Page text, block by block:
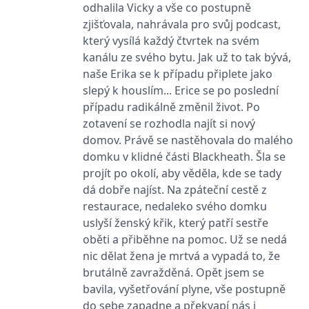
odhalila Vicky a vše co postupně
zjišťovala, nahrávala pro svůj podcast,
který vysílá každý čtvrtek na svém
kanálu ze svého bytu. Jak už to tak bývá,
naše Erika se k případu připlete jako
slepý k houslím... Erice se po poslední
případu radikálně změnil život. Po
zotavení se rozhodla najít si nový
domov. Právě se nastěhovala do malého
domku v klidné části Blackheath. Šla se
projít po okolí, aby věděla, kde se tady
dá dobře najíst. Na zpáteční cestě z
restaurace, nedaleko svého domku
uslyší ženský křik, který patří sestře
oběti a přiběhne na pomoc. Už se nedá
nic dělat žena je mrtvá a vypadá to, že
brutálně zavražděná. Opět jsem se
bavila, vyšetřování plyne, vše postupně
do sebe zapadne a překvapí nás i
používá k rozlišení
jedinečných uživatelů
přiřazením náhodně
vygenerovaného čísla
jako identifikátoru
klienta. Je součástí
každého požadavku na
stránku na webu a slouží
k výpočtu údajů o
návštěvnících, relacích a
kampaních pro analytické
přehledy webů.
Software LLC
www.grada.cz
1
měsíc
Označuje, zda je
návštěvník nový nebo se
vrací. Používá se ke
sledování statistiky
návštěvníků ve webové
analýze.
Kentiko
Software LLC
www.grada.cz
1 rok
1
měsíc
Ukládá identifikátor GUID
kontaktu souvisejícího s
aktuálním návštěvníkem
webu. Slouží ke
sledování aktivit na
webu.
Microsoft
Corporation
.bing.com
1 rok
Tento soubor cookie je v
Microsoftu široce
používán jako jedinečný
identifikátor uživatele.
Lze jej nastavit pomocí
vložených skriptů
Microsoft. Široce se věří,
že se synchronizuje s
mnoha různými
doménami společnosti
Microsoft, což umožňuje
.c.clarity.ms
Zavřením
prohlížeče
Toto je soubor cookie
první strany společnosti
Microsoft MSN, který
používáme k měření
používání webu pro
interní analýzu.
Microsoft
.c.clarity.ms
7 dní
Toto je soubor cookie
první strany společnosti
Microsoft MSN, který
používáme k měření
používání webu pro
interní analýzu.
Adform
1 měsíc 1
Zjistěte, zda prohlížeč
uživatele podporuje
soubory cookie.
prohlížeče
_____tempSessionKey_____
www.grada.cz
1 rok 1
měsíc
Microsoft
.bing.com
1 rok
inco_session_temp_browser www.grada.cz
1 hodina
www.grada.cz
1 rok 1
měsíc
_hjSessionUser_3630783
.grada.cz 1 rok